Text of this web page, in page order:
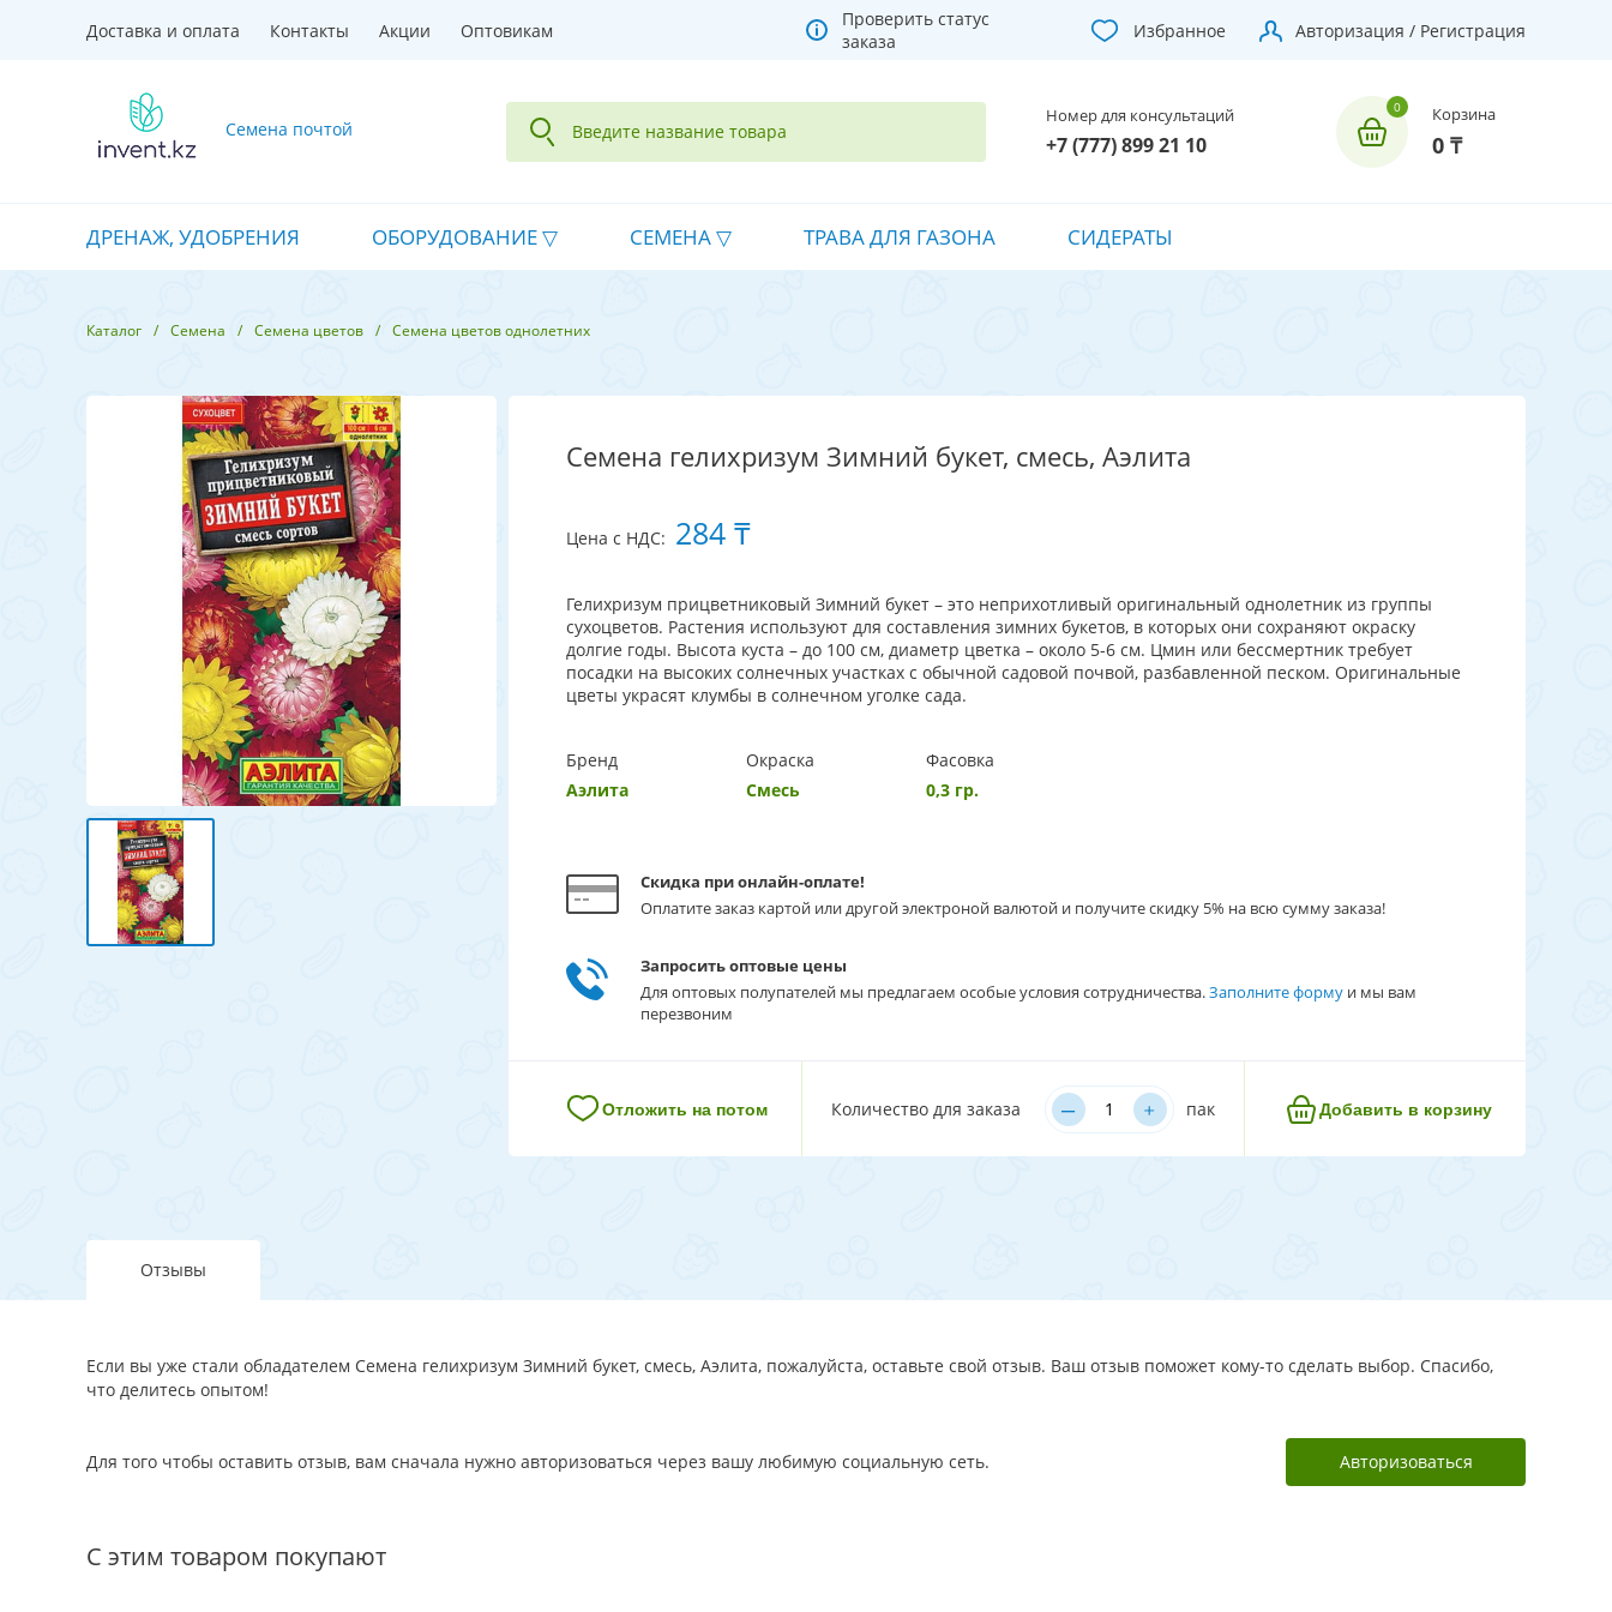
Доставка и оплата Контакты Акции Оптовикам
Проверить статус
заказа
Избранное Авторизация / Регистрация
Семена почтой
Номер для консультаций
+7 (777) 899 21 10
Корзина
0 ₸
ДРЕНАЖ, УДОБРЕНИЯ ОБОРУДОВАНИЕ СЕМЕНА ТРАВА ДЛЯ ГАЗОНА СИДЕРАТЫ
Каталог Семена Семена цветов Семена цветов однолетних
Семена гелихризум Зимний букет, смесь, Аэлита
Цена с НДС: 284 ₸
Гелихризум прицветниковый Зимний букет – это неприхотливый оригинальный однолетник из группы
сухоцветов. Растения используют для составления зимних букетов, в которых они сохраняют окраску
долгие годы. Высота куста – до 100 см, диаметр цветка – около 5-6 см. Цмин или бессмертник требует
посадки на высоких солнечных участках с обычной садовой почвой, разбавленной песком. Оригинальные
цветы украсят клумбы в солнечном уголке сада.
Бренд
Аэлита
Окраска
Смесь
Фасовка
0,3 гр.
Скидка при онлайн-оплате!
Оплатите заказ картой или другой электроной валютой и получите скидку 5% на всю сумму заказа!
Запросить оптовые цены
Для оптовых полупателей мы предлагаем особые условия сотрудничества.Заполните форму и мы вам
перезвоним
Отложить на потом Количество для заказа – ﹢ пак Добавить в корзину
Отзывы
Если вы уже стали обладателем Семена гелихризум Зимний букет, смесь, Аэлита, пожалуйста, оставьте свой отзыв. Ваш отзыв поможет кому-то сделать выбор. Спасибо,
что делитесь опытом!
Для того чтобы оставить отзыв, вам сначала нужно авторизоваться через вашу любимую социальную сеть. Авторизоваться
С этим товаром покупают